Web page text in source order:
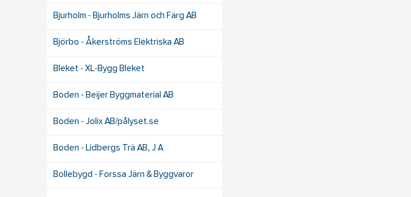
Bjurholm - Bjurholms Järn och Färg AB
Björbo - Åkerströms Elektriska AB
Bleket - XL-Bygg Bleket
Boden - Beijer Byggmaterial AB
Boden - Jolix AB/pålyset.se
Boden - Lidbergs Trä AB, J A
Bollebygd - Forssa Järn & Byggvaror